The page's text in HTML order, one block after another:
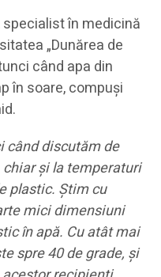
în medicină
„Dunărea de
când apa din
în soare, compuşi
când discutăm de
și la temperaturi
plastic. Știm cu
mici dimensiuni
în apă. Cu atât mai
spre 40 de grade, și